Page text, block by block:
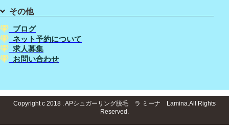
その他
ブログ
ネット予約について
求人募集
お問い合わせ
Copyright c 2018 . APシュガーリング脱毛 ラ ミーナ Lamina.All Rights
Reserved.